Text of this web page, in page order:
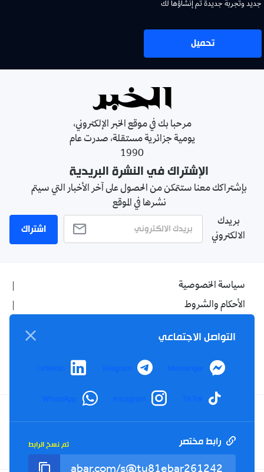
جديد وتجربة جديدة تم إنشاؤها لك
تحميل
مرحبا بك في موقع الخبر الإلكتروني،
يومية جزائرية مستقلة، صدرت عام
1990
الإشتراك في النشرة البريدية
بإشتراكك معنا ستتمكن من الحصول على آخر الأخبار التي سيتم
نشرها في الموقع
بريدك
الالكتروني
اشتراك
سياسة الخصوصية
الأحكام والشروط
اتصل بنا
من نحن
Facebook
YouTube
TikTok
Twitter
التواصل الاجتماعي
Messenger
Telegram
LinkedIn
TikTok
Instagram
WhatsApp
رابط مختصر تم نسخ الرابط